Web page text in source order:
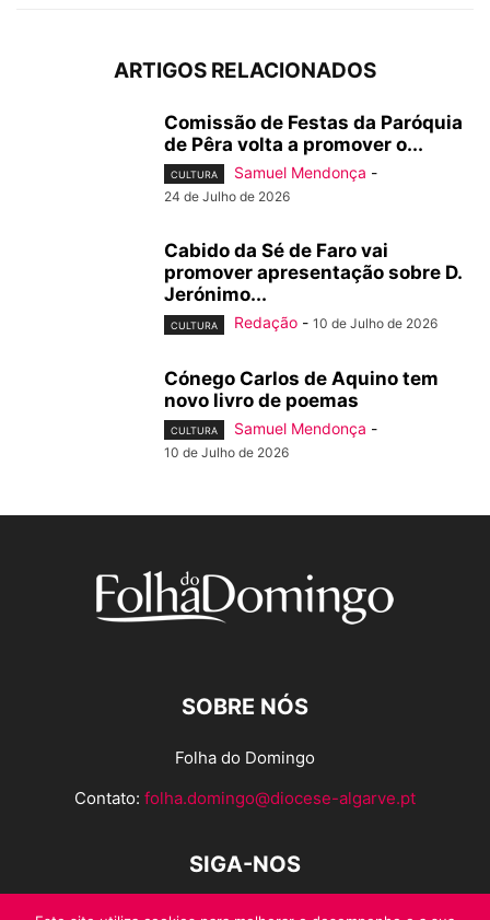
ARTIGOS RELACIONADOS
Comissão de Festas da Paróquia
de Pêra volta a promover o...
CULTURA Samuel Mendonça -
24 de Julho de 2026
Cabido da Sé de Faro vai
promover apresentação sobre D.
Jerónimo...
CULTURA Redação - 10 de Julho de 2026
Cónego Carlos de Aquino tem
novo livro de poemas
CULTURA Samuel Mendonça -
10 de Julho de 2026
SOBRE NÓS
Folha do Domingo
Contato: folha.domingo@diocese-algarve.pt
SIGA-NOS